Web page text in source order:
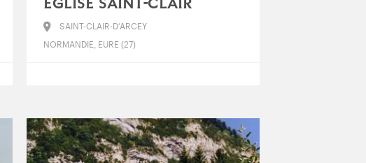
ÉGLISE SAINT-CLAIR
SAINT-CLAIR-D’ARCEY
NORMANDIE, EURE (27)